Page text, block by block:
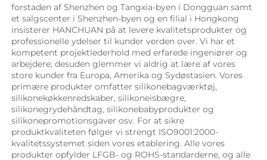
forstaden af Shenzhen og Tangxia-byen i Dongguan samt
et salgscenter i Shenzhen-byen og en filial i Hongkong
insisterer HANCHUAN på at levere kvalitetsprodukter og
professionelle ydelser til kunder verden over. Vi har et
kompetent projektlederhold med erfarede ingeniører og
arbejdere; desuden glemmer vi aldrig at lære af vores
store kunder fra Europa, Amerika og Sydøstasien. Vores
primære produkter omfatter silikonebagværktøj,
silikonekøkkenredskaber, silikoneisbægre,
silikonegrydehåndtag, silikonebabyprodukter og
silikonepromotionsgaver osv. For at sikre
produktkvaliteten følger vi strengt ISO9001:2000-
kvalitetssystemet siden vores etablering. Alle vores
produkter opfylder LFGB- og ROHS-standarderne, og alle